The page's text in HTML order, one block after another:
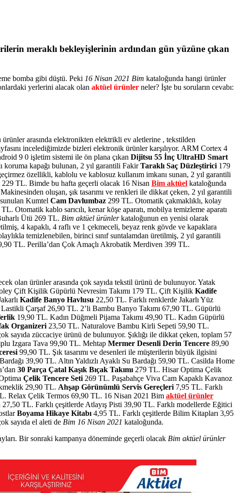
meraklı bekleyişlerinin ardından gün yüzüne çıkan
bomba gibi düştü. Peki 16 Nisan 2021 Bim kataloğunda hangi ürünler
yerlerini alacak olan aktüel ürünler neler? İşte bu soruların cevabı:
arasında elektronikten elektrikli ev aletlerine , tekstilden
incelediğimizde bizleri elektronik ürünler karşılıyor. ARM Cortex 4
9 0 işletim sistemi ile ön plana çıkan Dijitsu 55 İnç UltraHD Smart
koruma kapağı bulunan, 2 yıl garantili FakirTaraklı Saç Düzleştirici 179
özellikli, kablolu ve kablosuz kullanım imkanı sunan, 2 yıl garantili
229 TL. Bimde bu hafta geçerli olacak 16 Nisan Bim aktüel kataloğunda
oluşan, şık tasarımı ve renkleri ile dikkat çeken, 2 yıl garantili
Kumtel Cam Davlumbaz 299 TL. Otomatik çakmaklıklı, kolay
Otomatik kablo sarıcılı, kenar köşe aparatı, mobilya temizleme aparatı
Ütü 269 TL. Bim aktüel ürünlerkataloğunun en yenisi olarak
4 kapaklı, 4 raflı ve 1 çekmeceli, beyaz renk gövde ve kapaklara
temizlenebilen, birinci sınıf suntalamdan üretilmiş, 2 yıl garantili
TL. Perilla’dan Çok Amaçlı Akrobatik Merdiven 399 TL.
olan ürünler arasında çok sayıda tekstil ürünü de bulunuyor. Yatak
Çift Kişilik Güpürlü Nevresim Takımı 179 TL. Çift Kişilik Kadife
Kadife Banyo Havlusu 22,50 TL. Farklı renklerde Jakarlı Yüz
Çarşaf 26,90 TL. 2’li Bambu Banyo Takımı 67,90 TL. Güpürlü
19,90 TL. Kadın Düğmeli Pijama Takımı 49,90 TL. Kadın Güpürlü
Organizeri23,50 TL. Naturalove Bambu Kirli Sepeti 59,90 TL.
sayıda züccaciye ürünü de bulunuyor. Şıklığı ile dikkat çeken, toplam 57
Izgara Tava 99,90 TL. Mehtap Mermer Desenli Derin Tencere 89,90
99,90 TL. Şık tasarımı ve desenleri ile müşterilerin büyük ilgisini
39,90 TL. Altın Yaldızlı Ayaklı Su Bardağı 59,90 TL. Casilda Home
30 Parça Çatal Kaşık Bıçak Takımı279 TL. Hisar Optima Çelik
Çelik Tencere Seti269 TL. Paşabahçe Viva Cam Kapaklı Kavanoz
29,90 TL. Ahşap Görünümlü Servis Gereçleri7,95 TL. Farklı
Relax Çelik Termos 69,90 TL. 16 Nisan 2021 Bim aktüel ürünler
27,50 TL. Farklı çeşitlerde Atlayış Pisti 39,90 TL. Farklı modellerde Eğitici
Boyama Hikaye Kitabı4,95 TL. Farklı çeşitlerde Bilim Kitapları 3,95
sayıda el aleti de Bim 16 Nisan 2021 kataloğunda.
Bir sonraki kampanya döneminde geçerli olacak Bim aktüel ürünler